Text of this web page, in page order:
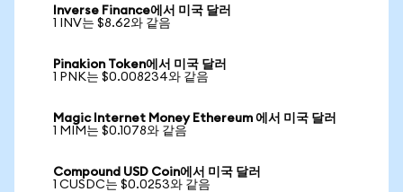
Inverse Finance에서 미국 달러
1 INV는 $8.62와 같음
Pinakion Token에서 미국 달러
1 PNK는 $0.008234와 같음
Magic Internet Money Ethereum 에서 미국 달러
1 MIM는 $0.1078와 같음
Compound USD Coin에서 미국 달러
1 CUSDC는 $0.0253와 같음